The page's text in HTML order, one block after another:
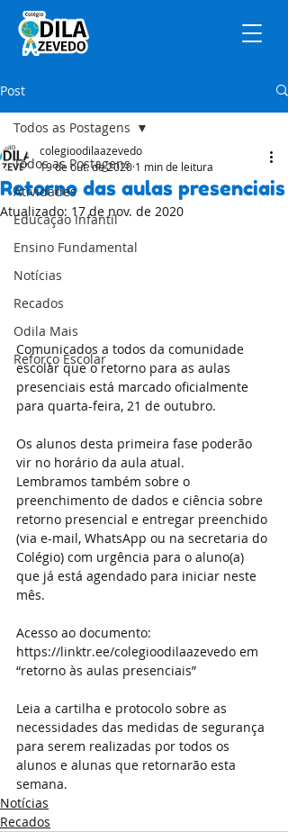
Post
Todos as Postagens
Atividades
Educação Infantil
Ensino Fundamental
Notícias
Recados
Odila Mais
Reforço Escolar
Todos as Postagens
Retorno das aulas presenciais
colegioodilaazevedo
19 de out. de 2020 1 min de leitura
Atualizado: 17 de nov. de 2020
Comunicados a todos da comunidade
escolar que o retorno para as aulas
presenciais está marcado oficialmente
para quarta-feira, 21 de outubro.
Os alunos desta primeira fase poderão
vir no horário da aula atual.
Lembramos também sobre o
preenchimento de dados e ciência sobre
retorno presencial e entregar preenchido
(via e-mail, WhatsApp ou na secretaria do
Colégio) com urgência para o aluno(a)
que já está agendado para iniciar neste
mês.
Acesso ao documento:
https://linktr.ee/colegioodilaazevedo em
“retorno às aulas presenciais”
Leia a cartilha e protocolo sobre as
necessidades das medidas de segurança
para serem realizadas por todos os
alunos e alunas que retornarão esta
semana.
Notícias
Recados